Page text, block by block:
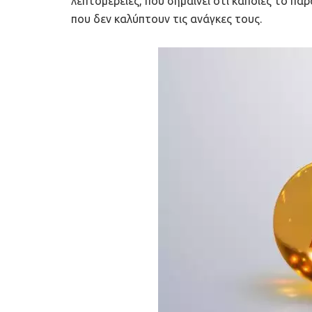
που δεν καλύπτουν τις ανάγκες τους.